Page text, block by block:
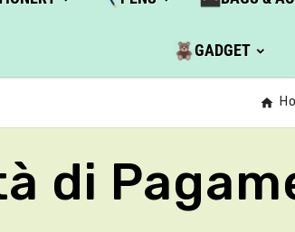
GADGET
di